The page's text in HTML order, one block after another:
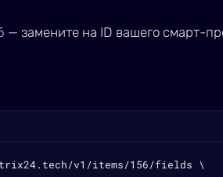
— замените на ID вашего смарт-
v1/items/156/fields \